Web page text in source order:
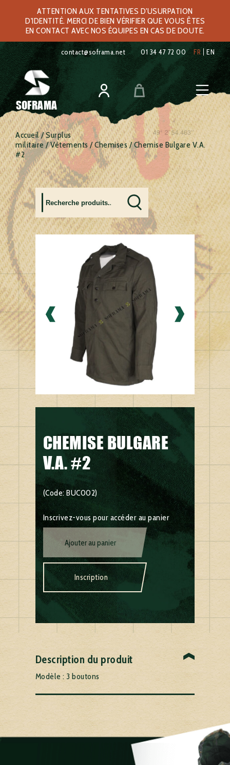
ATTENTION AUX TENTATIVES D'USURPATION
D'IDENTITÉ. MERCI DE BIEN VÉRIFIER QUE VOUS ÊTES
EN CONTACT AVEC NOS ÉQUIPES EN CAS DE DOUTE.
contact@soframa.net 01 34 47 72 00 FR EN
SOFRAMA
Accueil/Surplus
militaire /Vêtements/Chemises/ Chemise Bulgare V.A.
#2
CHEMISE BULGARE
V.A. #2
(Code: BUC002)
Inscrivez-vous pour accéder au panier
Ajouter au panier
Inscription
Description du produit
Modèle : 3 boutons